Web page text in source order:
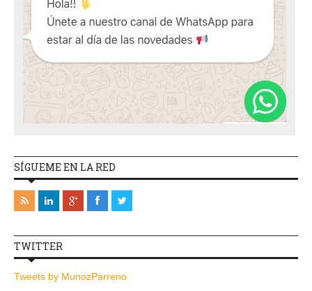
SÍGUEME EN LA RED
TWITTER
Tweets by MunozParreno